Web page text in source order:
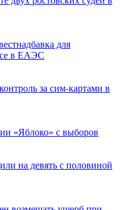
для
в ЕАЭС
за сим-картами в
«Яблоко» с выборов
на девять с половиной